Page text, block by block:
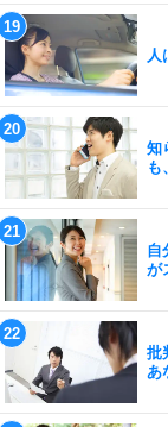
人
知
も
自
が
批
あ